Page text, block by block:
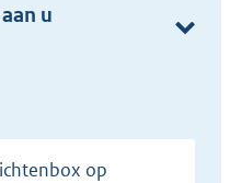
u
op